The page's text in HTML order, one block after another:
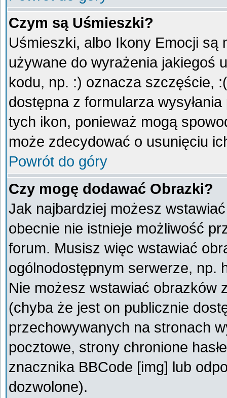
Czym są Uśmieszki?
Uśmieszki, albo Ikony Emocji są
używane do wyrażenia jakiegoś
kodu, np. :) oznacza szczęście,
dostępna z formularza
tych ikon, ponieważ mogą
może zdecydować o usunięciu
Powrót do góry
Czy mogę dodawać Obrazki?
Jak najbardziej możesz
obecnie nie istnieje możliwość
forum. Musisz więc wstawiać
ogólnodostępnym serwerze, np.
Nie możesz wstawiać obrazków
(chyba że jest on publicznie
przechowywanych na stronach
pocztowe, strony chronione
znacznika BBCode [img] lub
dozwolone).